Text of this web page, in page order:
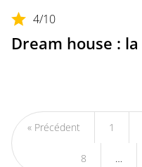
4/10
Dream house :
« Précédent 1
8 …